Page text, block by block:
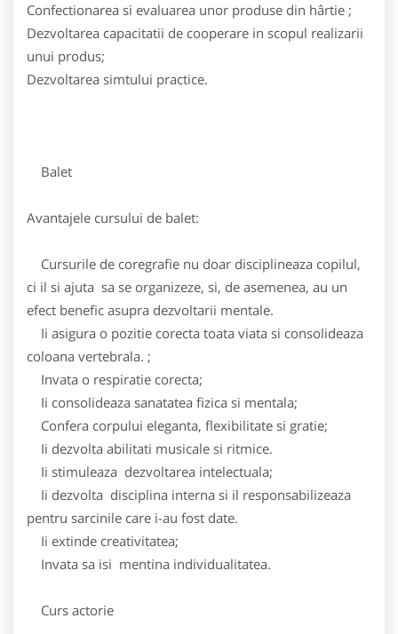
Confectionarea si evaluarea unor produse din hârtie ;
Dezvoltarea capacitatii de cooperare in scopul realizarii
unui produs;
Dezvoltarea simtului practice.
Balet
Avantajele cursului de balet:
Cursurile de coregrafie nu doar disciplineaza copilul,
ci il si ajuta sa se organizeze, si, de asemenea, au un
efect benefic asupra dezvoltarii mentale.
Ii asigura o pozitie corecta toata viata si consolideaza
coloana vertebrala. ;
Invata o respiratie corecta;
Ii consolideaza sanatatea fizica si mentala;
Confera corpului eleganta, flexibilitate si gratie;
Ii dezvolta abilitati musicale si ritmice.
Ii stimuleaza dezvoltarea intelectuala;
Ii dezvolta disciplina interna si il responsabilizeaza
pentru sarcinile care i-au fost date.
Ii extinde creativitatea;
Invata sa isi mentina individualitatea.
Curs actorie